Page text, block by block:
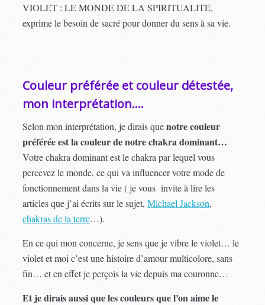
VIOLET : LE MONDE DE LA SPIRITUALITE,
exprime le besoin de sacré pour donner du sens à sa vie.
Couleur préférée et couleur détestée,
mon interprétation….
Selon mon interprétation, je dirais quenotre couleur
préférée est la couleur de notre chakra dominant…
Votre chakra dominant est le chakra par lequel vous
percevez le monde, ce qui va influencer votre mode de
fonctionnement dans la vie ( je vous invite à lire les
articles que j’ai écrits sur le sujet,Michael Jackson,
chakras de la terre…).
En ce qui mon concerne, je sens que je vibre le violet… le
violet et moi c’est une histoire d’amour multicolore, sans
fin… et en effet je perçois la vie depuis ma couronne…
Et je dirais aussi que les couleurs que l’on aime le